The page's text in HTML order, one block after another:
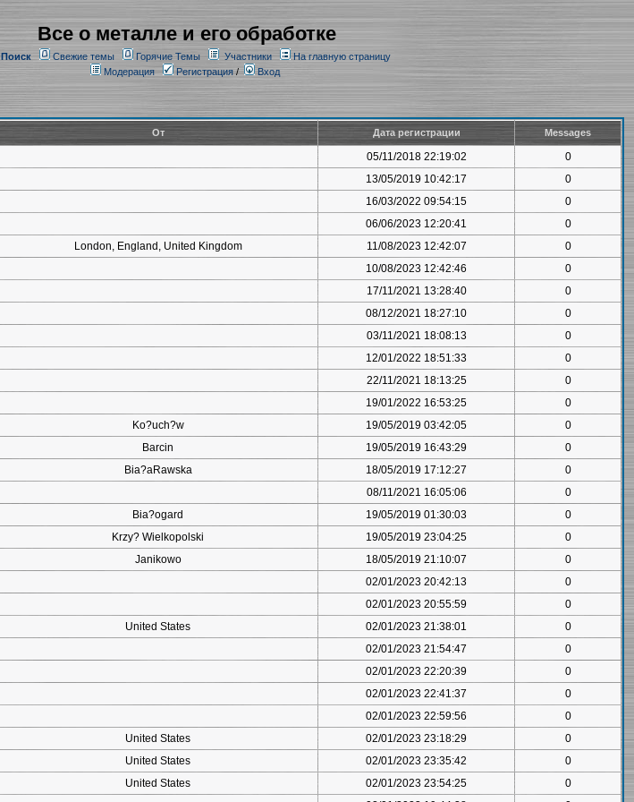
Все о металле и его обработке
Поиск Свежие темы Горячие Темы Участники
На главную страницу
Модерация
Регистрация/ Вход
От Дата регистрации Messages
05/11/2018 22:19:02
0
13/05/2019 10:42:17
0
16/03/2022 09:54:15
0
06/06/2023 12:20:41
0
London, England, United Kingdom 11/08/2023 12:42:07
0
10/08/2023 12:42:46
0
17/11/2021 13:28:40
0
08/12/2021 18:27:10
0
03/11/2021 18:08:13
0
12/01/2022 18:51:33
0
22/11/2021 18:13:25
0
19/01/2022 16:53:25
0
Ko?uch?w 19/05/2019 03:42:05
0
Barcin 19/05/2019 16:43:29
0
Bia?aRawska 18/05/2019 17:12:27
0
08/11/2021 16:05:06
0
Bia?ogard 19/05/2019 01:30:03
0
Krzy? Wielkopolski 19/05/2019 23:04:25
0
Janikowo 18/05/2019 21:10:07
0
02/01/2023 20:42:13
0
02/01/2023 20:55:59
0
United States 02/01/2023 21:38:01
0
02/01/2023 21:54:47
0
02/01/2023 22:20:39
0
02/01/2023 22:41:37
0
02/01/2023 22:59:56
0
United States 02/01/2023 23:18:29
0
United States 02/01/2023 23:35:42
0
United States 02/01/2023 23:54:25
0